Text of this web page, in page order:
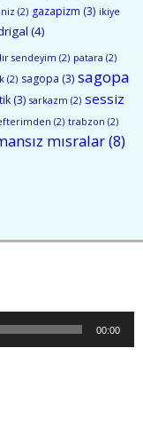
(2) gazapizm (3) ikiye
(4)
sendeyim (2) patara (2)
(2) sagopa (3) sagopa
(3) sarkazm (2) sessiz
(2) trabzon (2)
mısralar(8)
00:00